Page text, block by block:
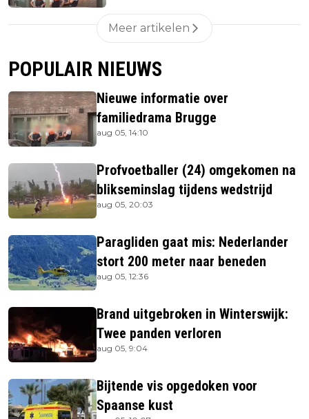
Meer artikelen
POPULAIR NIEUWS
Nieuwe informatie over
familiedrama Brugge
aug 05, 14:10
Profvoetballer (24) omgekomen na
blikseminslag tijdens wedstrijd
aug 05, 20:03
Paragliden gaat mis: Nederlander
stort 200 meter naar beneden
aug 05, 12:36
Brand uitgebroken in Winterswijk:
Twee panden verloren
aug 05, 9:04
Bijtende vis opgedoken voor
Spaanse kust